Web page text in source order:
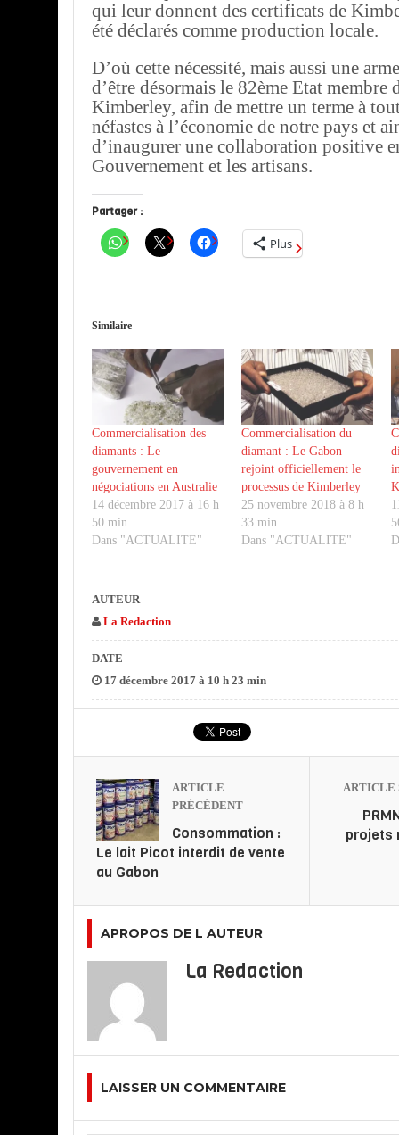
qui leur donnent des certificats de
été déclarés comme production locale.
D’où cette nécessité, mais aussi une
d’être désormais le 82ème Etat membre
Kimberley, afin de mettre un terme à
néfastes à l’économie de notre pays et
d’inaugurer une collaboration positive
Gouvernement et les artisans.
Partager :
Plus
Similaire
Commercialisation des
diamants : Le
gouvernement en
négociations en Australie
14 décembre 2017 à 16 h
50 min
Dans "ACTUALITE"
Commercialisation du
diamant : Le Gabon
rejoint officiellement le
processus de Kimberley
25 novembre 2018 à 8 h
33 min
Dans "ACTUALITE"
AUTEUR
La Redaction
DATE
17 décembre 2017 à 10 h 23 min
ARTICLE
PRÉCÉDENT
Consommation :
Le lait Picot interdit de vente
au Gabon
ARTICLE
projets
APROPOS DE L AUTEUR
La Redaction
LAISSER UN COMMENTAIRE